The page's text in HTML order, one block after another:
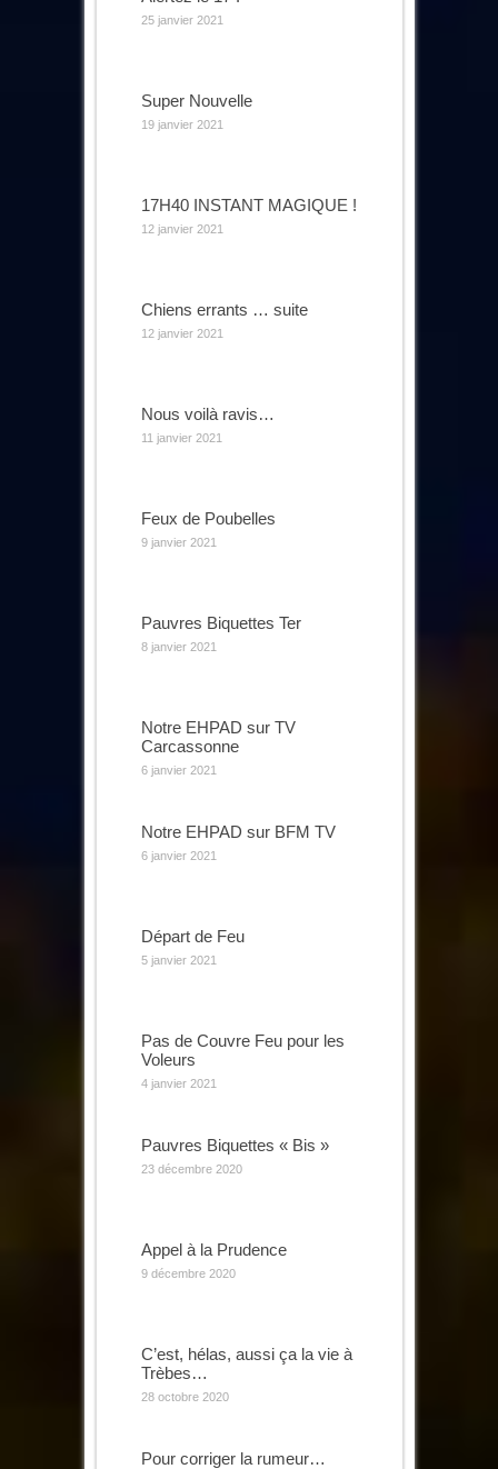
25 janvier 2021
Super Nouvelle
19 janvier 2021
17H40 INSTANT MAGIQUE !
12 janvier 2021
Chiens errants … suite
12 janvier 2021
Nous voilà ravis…
11 janvier 2021
Feux de Poubelles
9 janvier 2021
Pauvres Biquettes Ter
8 janvier 2021
Notre EHPAD sur TV
Carcassonne
6 janvier 2021
Notre EHPAD sur BFM TV
6 janvier 2021
Départ de Feu
5 janvier 2021
Pas de Couvre Feu pour les
Voleurs
4 janvier 2021
Pauvres Biquettes « Bis »
23 décembre 2020
Appel à la Prudence
9 décembre 2020
C’est, hélas, aussi ça la vie à
Trèbes…
28 octobre 2020
Pour corriger la rumeur…